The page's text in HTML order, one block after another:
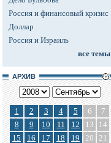
Россия и финансовый кризис
Доллар
Россия и Израиль
все темы
АРХИВ
1 2 3 4 5 6
7
8
9 10 11 12 13
14
15
16 17 18 19 20 21